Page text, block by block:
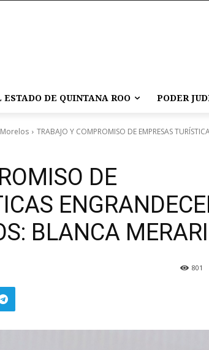
ESTADO DE QUINTANA ROO PODER
TRABAJO Y COMPROMISO DE EMPRESAS
DE
BLANCA MERARI
801